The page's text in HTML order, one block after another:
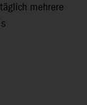
mehrere